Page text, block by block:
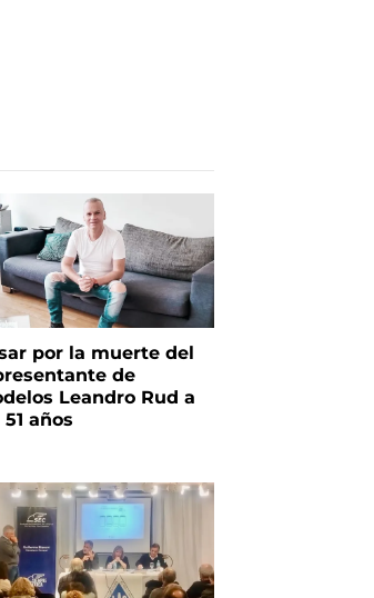
por la muerte del
de
Leandro Rud a
51 años